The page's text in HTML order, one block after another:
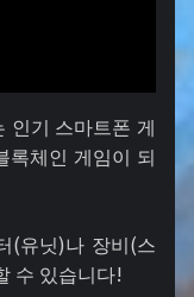
인기 스마트폰 게
록체인 게임이 되
(유닛)나 장비(스
수 있습니다!